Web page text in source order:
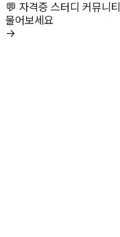
💬 자격증 스터디 커뮤니티
물어보세요
→